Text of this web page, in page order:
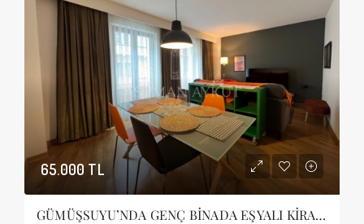
65.000 TL
GÜMÜŞSUYU’NDA GENÇ BİNADA EŞYALI KİRALIK 1+1 DAİRE